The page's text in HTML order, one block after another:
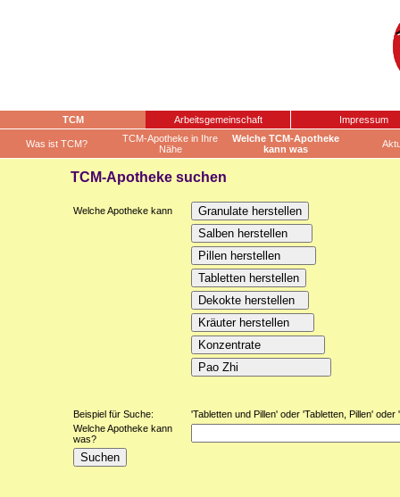
TCM Arbeitsgemeinschaft Impressum
Was ist TCM?
TCM-Apotheke in Ihre
Nähe
Welche TCM-Apotheke
kann was
TCM-Apotheke suchen
Welche Apotheke kann
Beispiel für Suche:
'Tabletten und Pillen' oder 'Tabletten, Pillen'
Welche Apotheke kann
was?